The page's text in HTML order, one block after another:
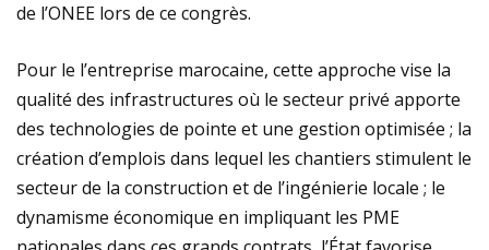
de l’ONEE lors de ce congrès.
Pour le l’entreprise marocaine, cette approche vise la
qualité des infrastructures où le secteur privé apporte
des technologies de pointe et une gestion optimisée ; la
création d’emplois dans lequel les chantiers stimulent le
secteur de la construction et de l’ingénierie locale ; le
dynamisme économique en impliquant les PME